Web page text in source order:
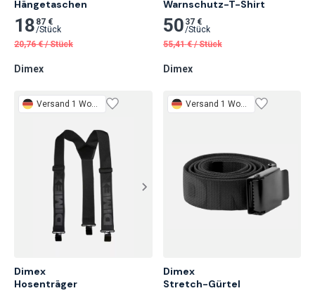
Hängetaschen
18 87 €
/Stück
20,76 € /Stück
Dimex
Warnschutz-T-Shirt
50 37 €
/Stück
55,41 € /Stück
Dimex
Versand 1 Woche
Dimex
Hosenträger
Versand 1 Woche
Dimex
Stretch-Gürtel